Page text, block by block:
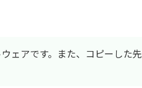
ェアです。また、コピーした先